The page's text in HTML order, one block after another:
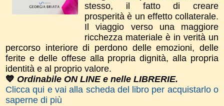
stesso, il fatto di creare
prosperità è un effetto collaterale.
Il viaggio verso una maggiore
ricchezza materiale è in verità un
percorso interiore di perdono delle emozioni, delle
ferite e delle offese alla propria dignità, alla propria
identità e al proprio valore.
💙 Ordinabile ON LINE e nelle LIBRERIE.
Clicca qui e vai alla scheda del libro per acquistarlo o
saperne di più